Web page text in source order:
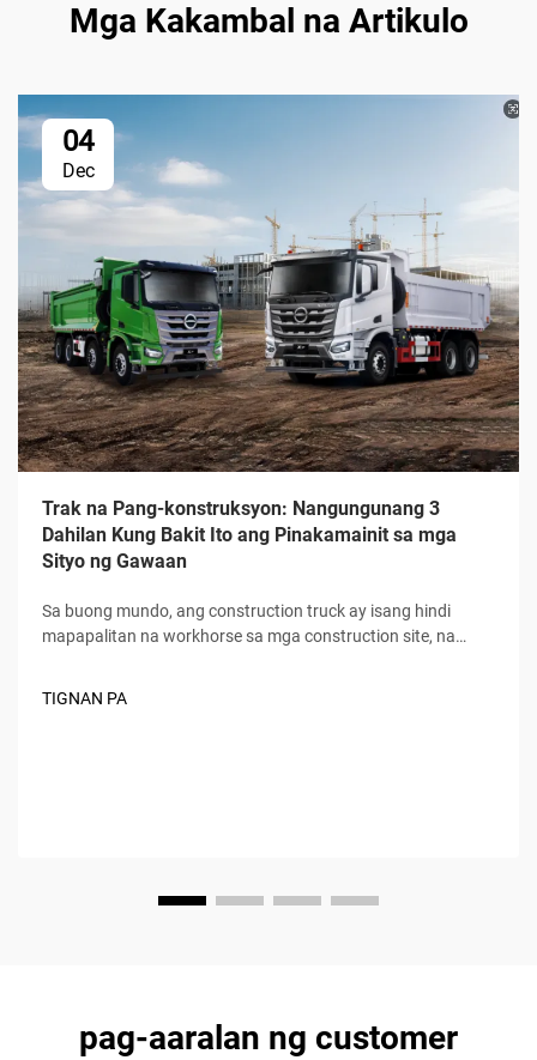
Mga Kakambal na Artikulo
04
Dec
Trak na Pang-konstruksyon: Nangungunang 3
Dahilan Kung Bakit Ito ang Pinakamainit sa mga
Sityo ng Gawaan
Sa buong mundo, ang construction truck ay isang hindi
mapapalitan na workhorse sa mga construction site, na
TIGNAN PA
pag-aaralan ng customer